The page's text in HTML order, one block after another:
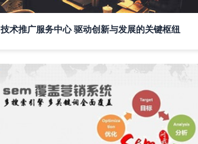
技术推广服务中心 驱动创新与发展的关键枢纽